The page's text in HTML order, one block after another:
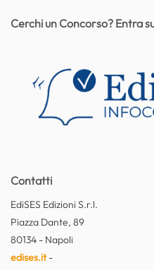
Contatti
EdiSES Edizioni S.r.l.
Piazza Dante, 89
80134 - Napoli
edises.it-
Cerchi un Concorso? Entra